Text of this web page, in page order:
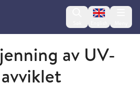
Change
av UV-